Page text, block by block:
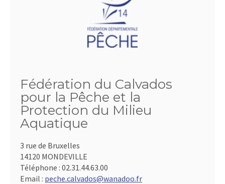
Fédération du Calvados
pour la Pêche et la
Protection du Milieu
Aquatique
3 rue de Bruxelles
14120 MONDEVILLE
Téléphone : 02.31.44.63.00
Email : peche.calvados@wanadoo.fr